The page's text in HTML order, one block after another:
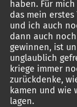
haben. Für
das mein erstes
und ich auch
dann auch
gewinnen, ist
unglaublich
kriege immer
zurückdenke,
kamen und wie
lagen.